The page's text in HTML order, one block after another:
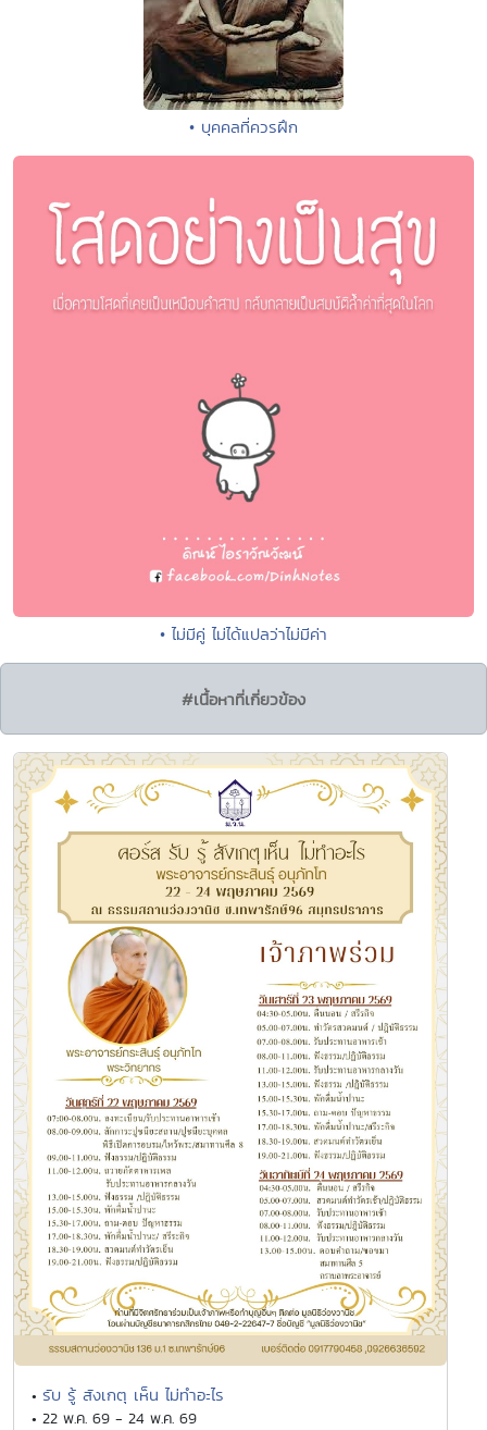
• บุคคลที่ควรฝึก
• ไม่มีคู่ ไม่ได้แปลว่าไม่มีค่า
#เนื้อหาที่เกี่ยวข้อง
• รับ รู้ สังเกตุ เห็น ไม่ทำอะไร
• 22 พ.ค. 69 - 24 พ.ค. 69